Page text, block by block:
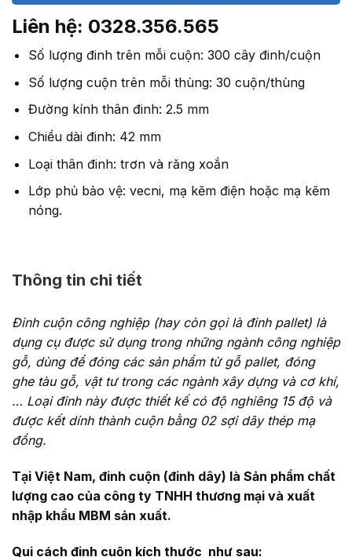
Liên hệ: 0328.356.565
Số lượng đinh trên mỗi cuộn: 300 cây đinh/cuộn
Số lượng cuộn trên mỗi thùng: 30 cuộn/thùng
Đường kính thân đinh: 2.5 mm
Chiều dài đinh: 42 mm
Loại thân đinh: trơn và răng xoắn
Lớp phủ bảo vệ: vecni, mạ kẽm điện hoặc mạ kẽm
nóng.
Thông tin chi tiết
Đinh cuộn công nghiệp (hay còn gọi là đinh pallet) là
dụng cụ được sử dụng trong những ngành công nghiệp
gỗ, dùng để đóng các sản phẩm từ gỗ pallet, đóng
ghe tàu gỗ, vật tư trong các ngành xây dựng và cơ khí,
… Loại đinh này được thiết kế có độ nghiêng 15 độ và
được kết dính thành cuộn bằng 02 sợi dây thép mạ
đồng.
Tại Việt Nam, đinh cuộn (đinh dây) là Sản phẩm chất
lượng cao của công ty TNHH thương mại và xuất
nhập khẩu MBM sản xuất.
Qui cách đinh cuộn kích thước như sau: